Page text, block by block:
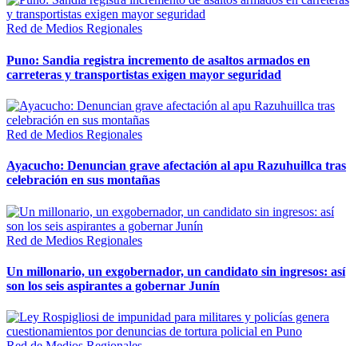
Red de Medios Regionales
Puno: Sandia registra incremento de asaltos armados en
carreteras y transportistas exigen mayor seguridad
Red de Medios Regionales
Ayacucho: Denuncian grave afectación al apu Razuhuillca tras
celebración en sus montañas
Red de Medios Regionales
Un millonario, un exgobernador, un candidato sin ingresos: así
son los seis aspirantes a gobernar Junín